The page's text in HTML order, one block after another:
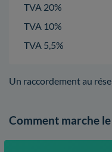
TVA 20%
TVA 10%
TVA 5,5%
Un raccordement au
Comment marche